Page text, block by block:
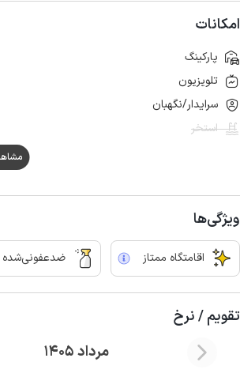
امکانات
پارکینگ
تلویزیون
سرایدار/نگهبان
استخر
مشاهده
ویژگی‌ها
اقامتگاه ممتاز ضدعفونی‌شده
تقویم / نرخ
مرداد 1405